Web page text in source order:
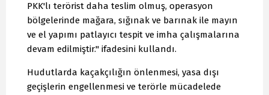
PKK'lı terörist daha teslim olmuş, operasyon
bölgelerinde mağara, sığınak ve barınak ile mayın
ve el yapımı patlayıcı tespit ve imha çalışmalarına
devam edilmiştir." ifadesini kullandı.
Hudutlarda kaçakçılığın önlenmesi, yasa dışı
geçişlerin engellenmesi ve terörle mücadelede